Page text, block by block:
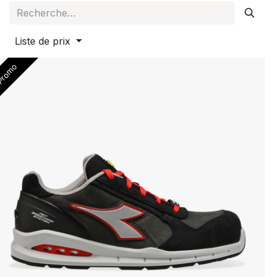
Liste de prix